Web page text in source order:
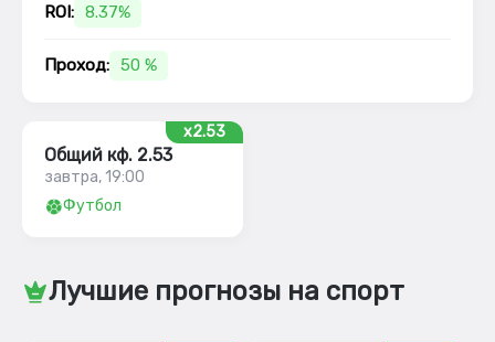
ROI: 8.37%
Проход: 50 %
x2.53
Общий кф. 2.53
завтра, 19:00
Футбол
Лучшие прогнозы на спорт